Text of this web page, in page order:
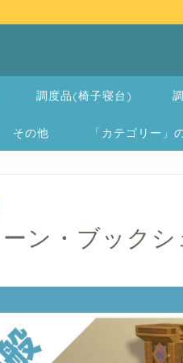
調度品(椅子寝台)
その他 「カテゴリー
ン・ブック